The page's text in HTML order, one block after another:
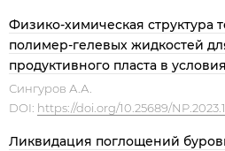
Физико-химическая структура
полимер-гелевых жидкостей
продуктивного пласта в
Сингуров А.А.
DOI: https://doi.org/10.25689/
Ликвидация поглощений